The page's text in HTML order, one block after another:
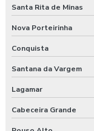
Santa Rita de Minas
Nova Porteirinha
Conquista
Santana da Vargem
Lagamar
Cabeceira Grande